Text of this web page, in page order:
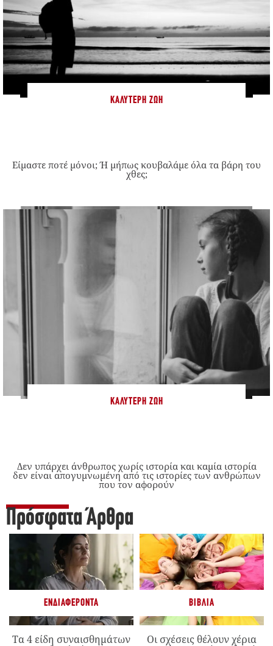
ΚΑΛΎΤΕΡΗ ΖΩΉ
Είμαστε ποτέ μόνοι; Ή μήπως κουβαλάμε όλα τα βάρη του
χθες;
ΚΑΛΎΤΕΡΗ ΖΩΉ
Δεν υπάρχει άνθρωπος χωρίς ιστορία και καμία ιστορία
δεν είναι απογυμνωμένη από τις ιστορίες των ανθρώπων
που τον αφορούν
Πρόσφατα Άρθρα
ΕΝΔΙΑΦΈΡΟΝΤΑ
Τα 4 είδη συναισθημάτων
ΒΙΒΛΊΑ
Οι σχέσεις θέλουν χέρια